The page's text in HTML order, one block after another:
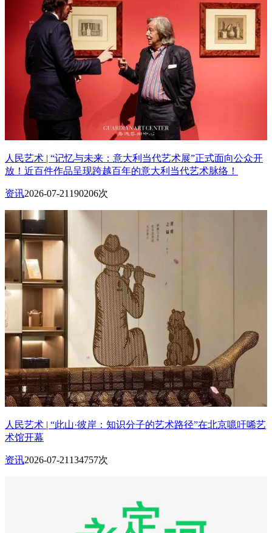
人民艺术 | “记忆与未来：意大利当代艺术展”正式面向公众开
放！近百件作品呈现跨越百年的意大利当代艺术脉络！
资讯2026-07-21 190206次
人民艺术 | “此山·彼岸：知识分子的艺术路径”在北京噫吁唏艺
术馆开幕
资讯2026-07-21 134757次